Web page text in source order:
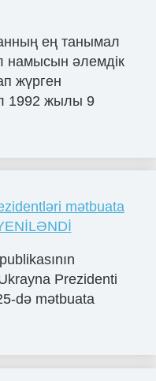
ең танымал
намысын әлемдік
жүрген
1992 жылы 9
mətbuata
Prezidenti
də mətbuata